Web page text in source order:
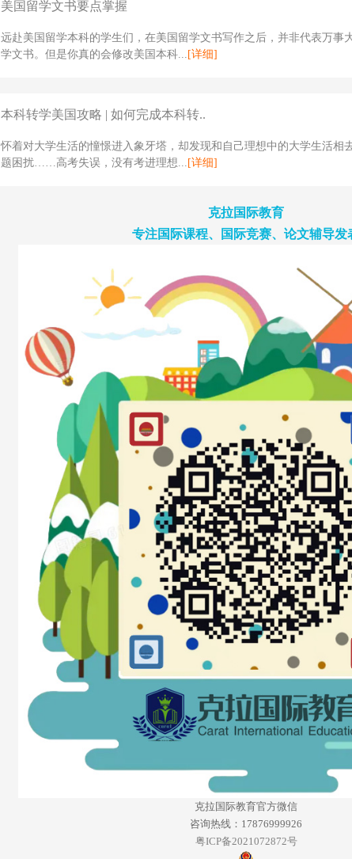
美国留学文书要点掌握
远赴美国留学本科的学生们，在美国留学文书写作之后，并非代表万事
学文书。但是你真的会修改美国本科... [详细]
本科转学美国攻略 | 如何完成本科转..
怀着对大学生活的憧憬进入象牙塔，却发现和自己理想中的大学生活相
题困扰……高考失误，没有考进理想... [详细]
克拉国际教育
专注国际课程、国际竞赛、论文辅导发
克拉国际教育官方微信
咨询热线：17876999926
粤ICP备2021072872号